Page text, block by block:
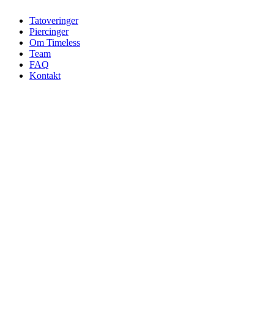
Tatoveringer
Piercinger
Om Timeless
Team
FAQ
Kontakt